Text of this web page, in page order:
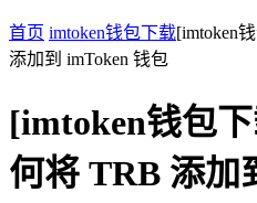
首页 imtoken钱包下载[imtoken
添加到 imToken 钱包
[imtoken钱包
何将 TRB 添加